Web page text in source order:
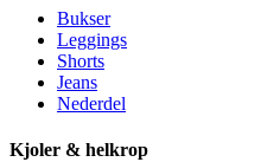
Bukser
Leggings
Shorts
Jeans
Nederdel
Kjoler & helkrop